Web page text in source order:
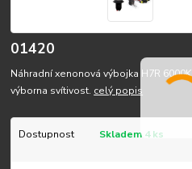
01420
Náhradní xenonová výbojka H7R
výborna svítivost. celý popis
Dostupnost Skladem 4 ks